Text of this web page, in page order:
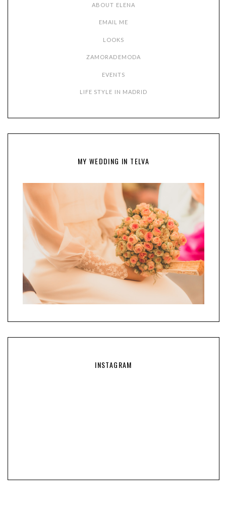
ABOUT ELENA
EMAIL ME
LOOKS
ZAMORADEMODA
EVENTS
LIFE STYLE IN MADRID
MY WEDDING IN TELVA
INSTAGRAM